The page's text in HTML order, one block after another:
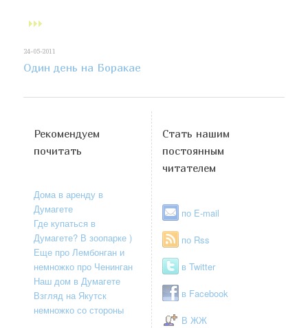
24-05-2011
Один день на Боракае
Рекомендуем
почитать
Дома в аренду в
Думагете
Где купаться в
Думагете? В зоопарке )
Еще про Лембонган и
немножко про Ченинган
Наш дом в Думагете
Взгляд на Якутск
немножко со стороны
Стать нашим
постоянным
читателем
по E-mail
по Rss
в Twitter
в Facebook
В ЖЖ